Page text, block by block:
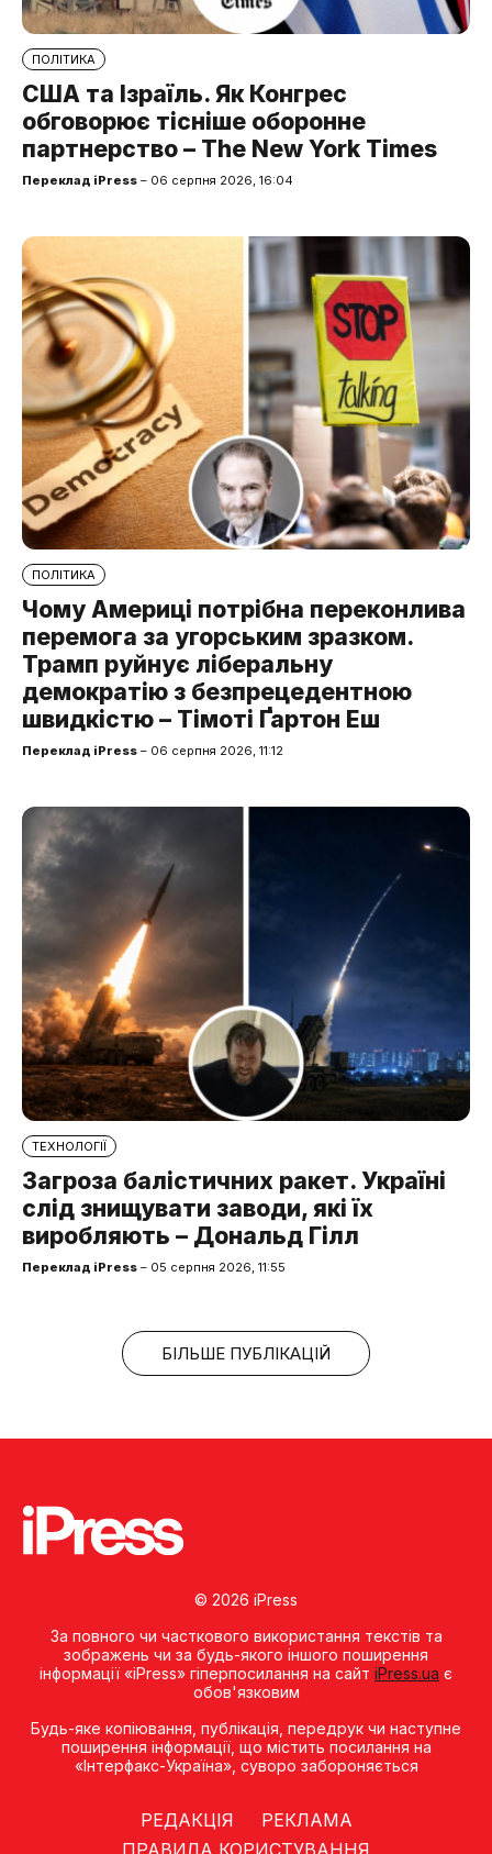
ПОЛІТИКА
США та Ізраїль. Як Конгрес
обговорює тісніше оборонне
партнерство – The New York Times
Переклад iPress – 06 серпня 2026, 16:04
ПОЛІТИКА
Чому Америці потрібна переконлива
перемога за угорським зразком.
Трамп руйнує ліберальну
демократію з безпрецедентною
швидкістю – Тімоті Ґартон Еш
Переклад iPress – 06 серпня 2026, 11:12
ТЕХНОЛОГІЇ
Загроза балістичних ракет. Україні
слід знищувати заводи, які їх
виробляють – Дональд Гілл
Переклад iPress – 05 серпня 2026, 11:55
БІЛЬШЕ ПУБЛІКАЦІЙ
© 2026 iPress
За повного чи часткового використання текстів та
зображень чи за будь-якого іншого поширення
інформації «iPress» гіперпосилання на сайт iPress.ua є
обов'язковим
Будь-яке копiювання, публiкацiя, передрук чи наступне
поширення iнформацiї, що мiстить посилання на
«Iнтерфакс-Україна», суворо забороняється
РЕДАКЦІЯ
РЕКЛАМА
ПРАВИЛА КОРИСТУВАННЯ